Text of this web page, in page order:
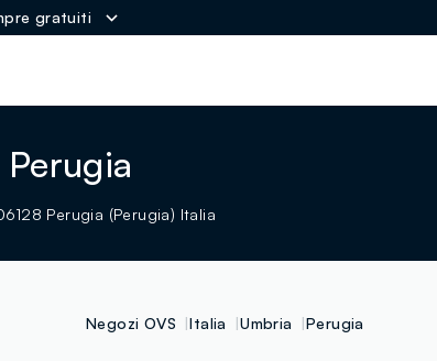
gratuiti
Perugia
Perugia (Perugia) Italia
Negozi OVS Italia Umbria Perugia